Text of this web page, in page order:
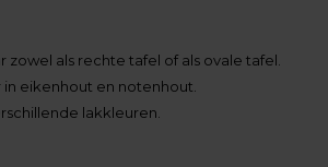
zowel als rechte tafel of als ovale tafel.
in eikenhout en notenhout.
lakkleuren.